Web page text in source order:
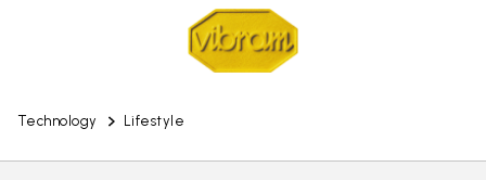
Technology Lifestyle